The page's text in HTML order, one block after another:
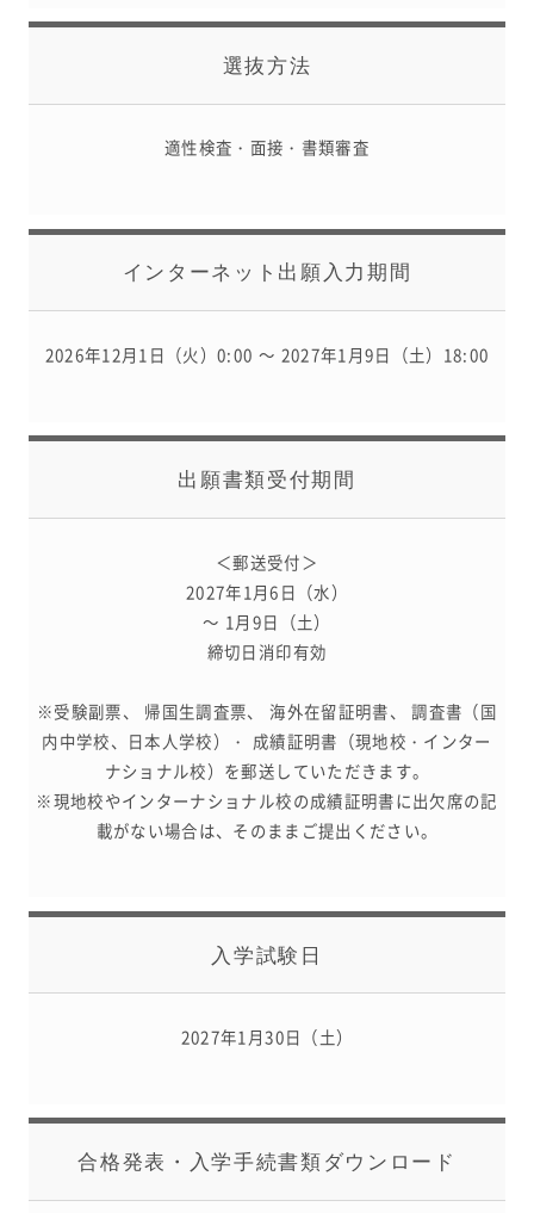
選抜方法
適性検査・面接・書類審査
インターネット出願入力期間
2026年12月1日（火）0:00 ～ 2027年1月9日（土）18:00
出願書類受付期間
＜郵送受付＞
2027年1月6日（水）
～ 1月9日（土）
締切日消印有効
※受験副票、 帰国生調査票、 海外在留証明書、 調査書（国
内中学校、日本人学校）・ 成績証明書（現地校・インター
ナショナル校）を郵送していただきます。
※現地校やインターナショナル校の成績証明書に出欠席の記
載がない場合は、そのままご提出ください。
入学試験日
2027年1月30日（土）
合格発表・ 入学手続書類ダウンロード